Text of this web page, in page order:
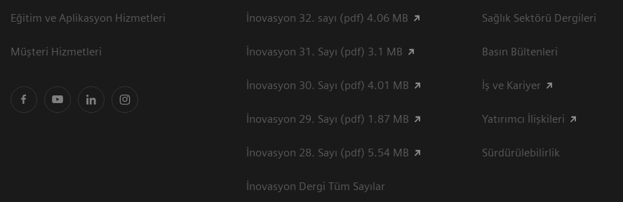
Eğitim ve Aplikasyon Hizmetleri
Müşteri Hizmetleri
İnovasyon 32. sayı (pdf) 4.06 MB
İnovasyon 31. Sayı (pdf) 3.1 MB
İnovasyon 30. Sayı (pdf) 4.01 MB
İnovasyon 29. Sayı (pdf) 1.87 MB
İnovasyon 28. Sayı (pdf) 5.54 MB
İnovasyon Dergi Tüm Sayılar
Sağlık Sektörü Dergileri
Basın Bültenleri
İş ve Kariyer
Yatırımcı İlişkileri
Sürdürülebilirlik